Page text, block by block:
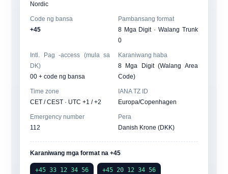
Nordic
Code ng bansa
+45
Pambansang format
8 Mga Digit · Walang Trunk
0
Intl. Pag -access (mula sa
DK)
00 + code ng bansa
Karaniwang haba
8 Mga Digit (Walang Area
Code)
Time zone
CET / CEST · UTC +1 / +2
IANA TZ ID
Europa/Copenhagen
Emergency number
112
Pera
Danish Krone (DKK)
Karaniwang mga format na +45
+45 33 12 34 56 +45 20 12 34 56